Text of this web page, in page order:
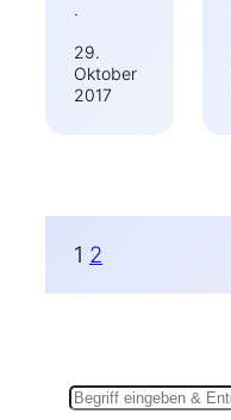
·
29.
Oktober
2017
1 2